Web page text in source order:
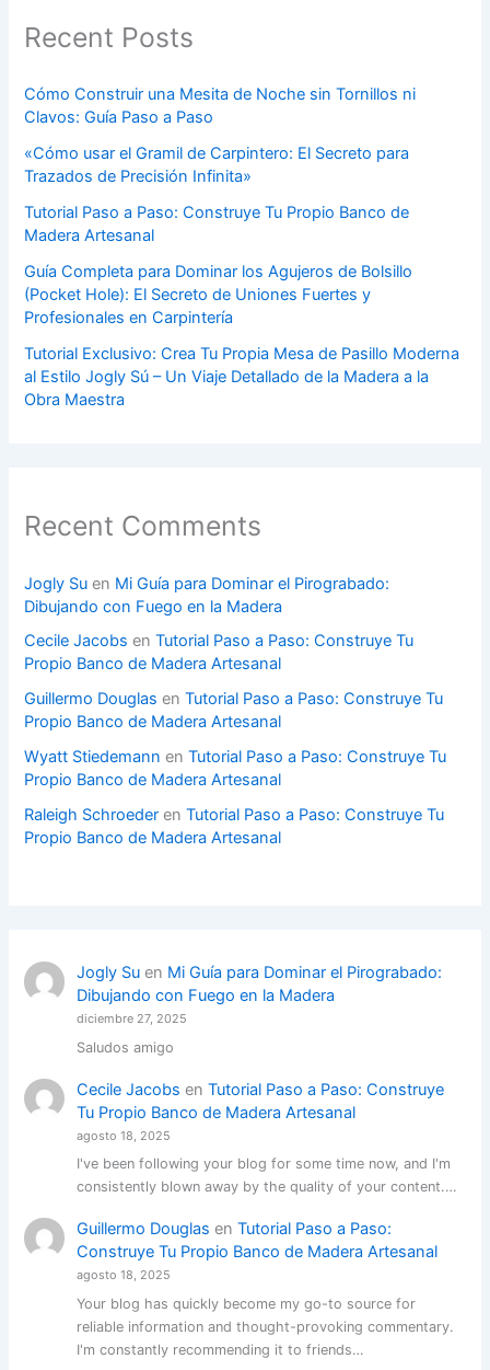
Recent Posts
Cómo Construir una Mesita de Noche sin Tornillos ni
Clavos: Guía Paso a Paso
«Cómo usar el Gramil de Carpintero: El Secreto para
Trazados de Precisión Infinita»
Tutorial Paso a Paso: Construye Tu Propio Banco de
Madera Artesanal
Guía Completa para Dominar los Agujeros de Bolsillo
(Pocket Hole): El Secreto de Uniones Fuertes y
Profesionales en Carpintería
Tutorial Exclusivo: Crea Tu Propia Mesa de Pasillo Moderna
al Estilo Jogly Sú – Un Viaje Detallado de la Madera a la
Obra Maestra
Recent Comments
Jogly Su en Mi Guía para Dominar el Pirograbado:
Dibujando con Fuego en la Madera
Cecile Jacobs enTutorial Paso a Paso: Construye Tu
Propio Banco de Madera Artesanal
Guillermo Douglas enTutorial Paso a Paso: Construye Tu
Propio Banco de Madera Artesanal
Wyatt Stiedemann enTutorial Paso a Paso: Construye Tu
Propio Banco de Madera Artesanal
Raleigh Schroeder enTutorial Paso a Paso: Construye Tu
Propio Banco de Madera Artesanal
Jogly Suen Mi Guía para Dominar el Pirograbado:
Dibujando con Fuego en la Madera
diciembre 27, 2025
Saludos amigo
Cecile Jacobs en Tutorial Paso a Paso: Construye
Tu Propio Banco de Madera Artesanal
agosto 18, 2025
I've been following your blog for some time now, and I'm
consistently blown away by the quality of your content.…
Guillermo Douglas en Tutorial Paso a Paso:
Construye Tu Propio Banco de Madera Artesanal
agosto 18, 2025
Your blog has quickly become my go-to source for
reliable information and thought-provoking commentary.
I'm constantly recommending it to friends…